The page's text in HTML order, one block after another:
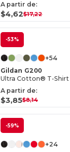
A partir de:
$4,62$17,22
-53%
+54
Gildan G200
Ultra Cotton® T-Shirt
A partir de:
$3,85$8,14
-59%
+24